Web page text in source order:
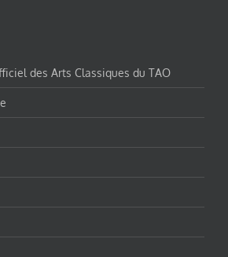
des Arts Classiques du TAO